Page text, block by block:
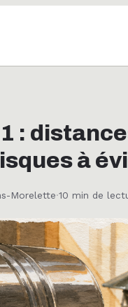
:
à
Morelette·10 min de